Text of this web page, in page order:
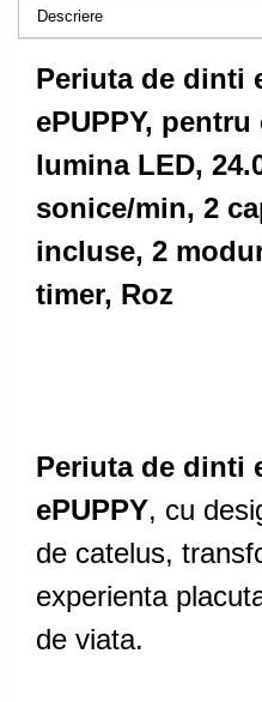
Descriere
Periuta de dinti
ePUPPY,
lumina LED,
sonice/min, 2
incluse, 2
timer, Roz
Periuta de dinti
ePUPPY, cu
de catelus,
experienta
de viata.